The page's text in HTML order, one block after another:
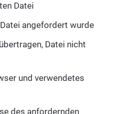
Datei
angefordert wurde
Datei nicht
und verwendetes
des anfordernden